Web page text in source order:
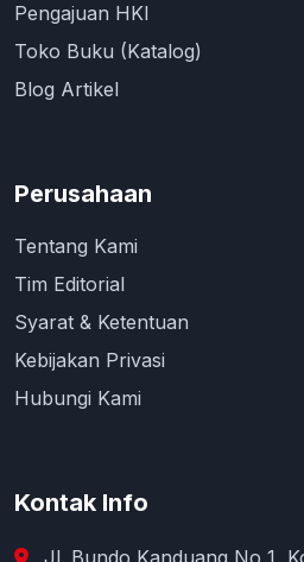
Pengajuan HKI
Toko Buku (Katalog)
Blog Artikel
Perusahaan
Tentang Kami
Tim Editorial
Syarat & Ketentuan
Kebijakan Privasi
Hubungi Kami
Kontak Info
Jl. Bundo Kanduang No 1,